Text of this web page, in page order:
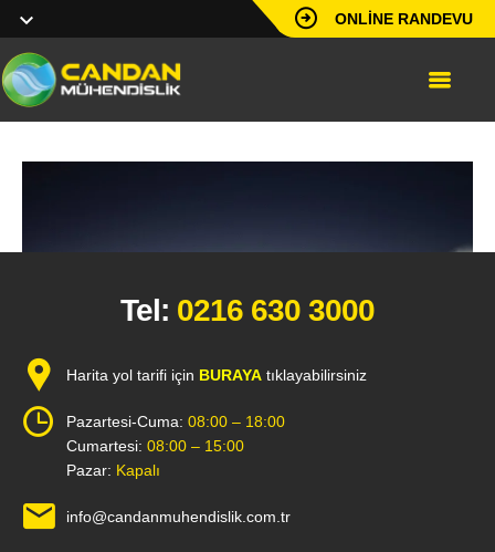
ONLINE RANDEVU
Tel: 0216 630 3000
Harita yol tarifi için BURAYA tıklayabilirsiniz
Pazartesi-Cuma: 08:00 – 18:00
Cumartesi: 08:00 – 15:00
Pazar: Kapalı
info@candanmuhendislik.com.tr